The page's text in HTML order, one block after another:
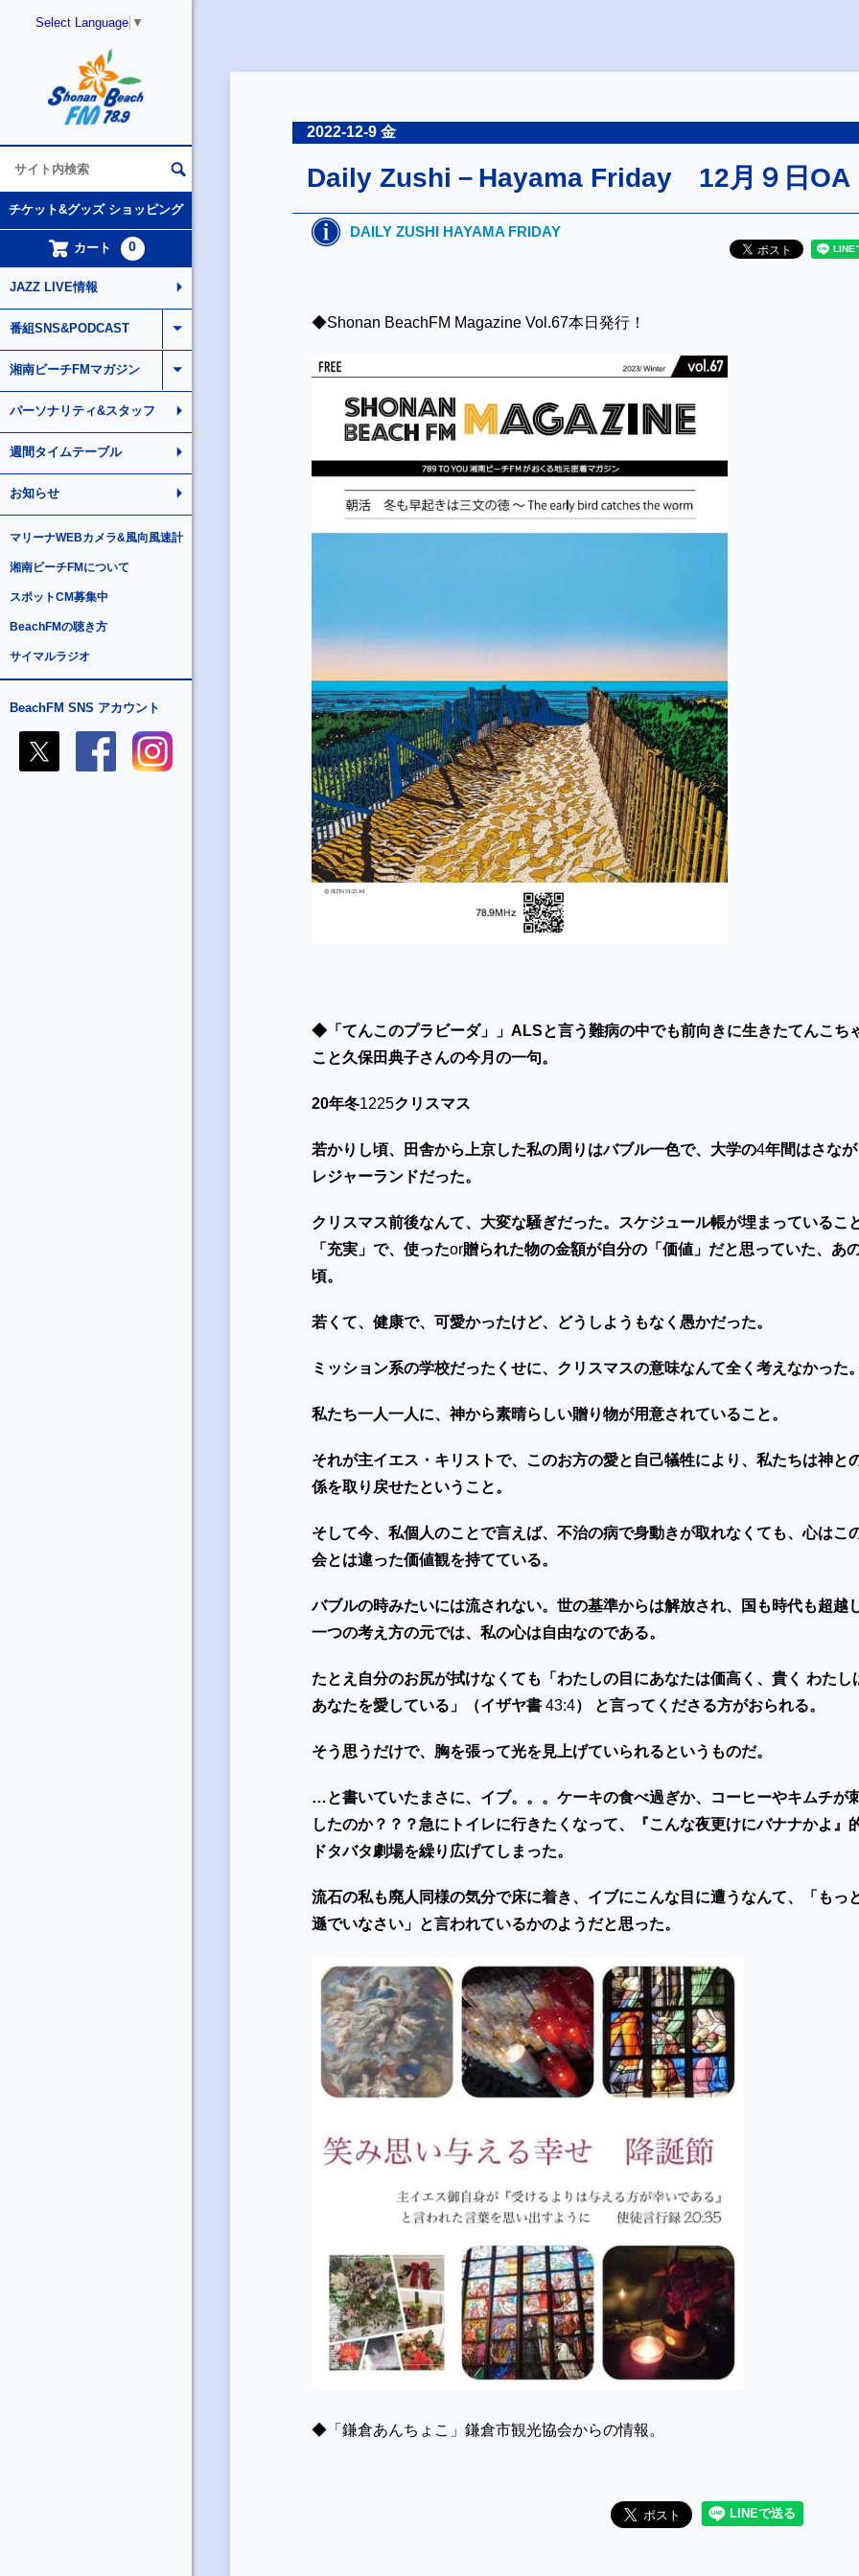
Select Language ▼
チケット&グッズ ショッピング
カート 0
JAZZ LIVE情報
番組SNS&PODCAST
湘南ビーチFMマガジン
パーソナリティ&スタッフ
週間タイムテーブル
お知らせ
マリーナWEBカメラ&風向風速計
湘南ビーチFMについて
スポットCM募集中
BeachFMの聴き方
サイマルラジオ
BeachFM SNS アカウント
2022-12-9 金
Daily Zushi－Hayama Friday 12月９日OA
DAILY ZUSHI HAYAMA FRIDAY
◆Shonan BeachFM Magazine Vol.67本日発行！
◆「てんこのプラビーダ」」 ALSと言う難病の中でも前向きに生きたてんこち
こと久保田典子さんの今月の一句。
20年冬1225クリスマス
若かりし頃、田舎から上京した私の周りはバブル一色で、大学の4年間はさなが
レジャーランドだった。
クリスマス前後なんて、大変な騒ぎだった。スケジュール帳が埋まっているこ
「充実」で、使ったor贈られた物の金額が自分の「価値」だと思っていた、あ
頃。
若くて、健康で、可愛かったけど、どうしようもなく愚かだった。
ミッション系の学校だったくせに、クリスマスの意味なんて全く考えなかった。
私たち一人一人に、神から素晴らしい贈り物が用意されていること。
それが主イエス・キリストで、このお方の愛と自己犠牲により、私たちは神と
係を取り戻せたということ。
そして今、私個人のことで言えば、不治の病で身動きが取れなくても、心はこ
会とは違った価値観を持てている。
バブルの時みたいには流されない。世の基準からは解放され、国も時代も超越
一つの考え方の元では、私の心は自由なのである。
たとえ自分のお尻が拭けなくても「わたしの目にあなたは価高く、貴く わたし
あなたを愛している」（イザヤ書 43:4） と言ってくださる方がおられる。
そう思うだけで、胸を張って光を見上げていられるというものだ。
…と書いていたまさに、イブ。。。ケーキの食べ過ぎか、コーヒーやキムチが
したのか？？？急にトイレに行きたくなって、『こんな夜更けにバナナかよ』
ドタバタ劇場を繰り広げてしまった。
流石の私も廃人同様の気分で床に着き、イブにこんな目に遭うなんて、「もっ
遜でいなさい」と言われているかのようだと思った。
◆「鎌倉あんちょこ」鎌倉市観光協会からの情報。